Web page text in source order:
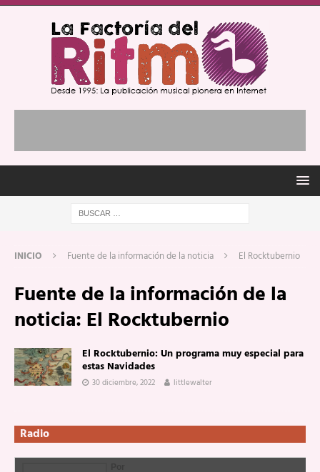
INICIO Fuente de la información de la noticia El Rocktubernio
Fuente de la información de la
noticia: El Rocktubernio
El Rocktubernio: Un programa muy especial para
estas Navidades
30 diciembre, 2022 littlewalter
Radio